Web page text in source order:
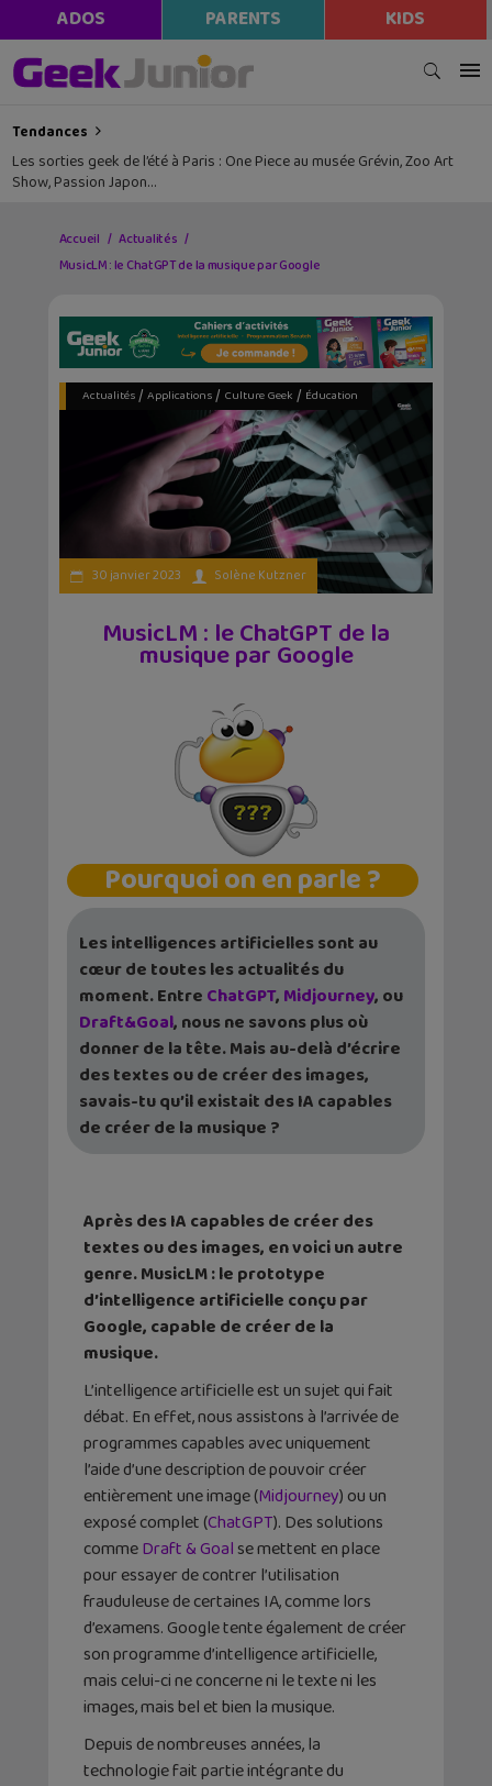
ADOS PARENTS KIDS
Tendances
Les sorties geek de l’été à Paris : One Piece au musée Grévin, Zoo Art
Show, Passion Japon…
Accueil
Actualités
MusicLM : le ChatGPT de la musique par Google
Actualités/ Applications/ Culture Geek / Éducation
30 janvier 2023 Solène Kutzner
MusicLM : le ChatGPT de la
musique par Google
Pourquoi on en parle ?
Les intelligences artificielles sont au
cœur de toutes les actualités du
moment. Entre ChatGPT, Midjourney, ou
Draft&Goal, nous ne savons plus où
donner de la tête. Mais au-delà d’écrire
des textes ou de créer des images,
savais-tu qu’il existait des IA capables
de créer de la musique ?
Après des IA capables de créer des
textes ou des images, en voici un autre
genre. MusicLM : le prototype
d’intelligence artificielle conçu par
Google, capable de créer de la
musique.
L’intelligence artificielle est un sujet qui fait
débat. En effet, nous assistons à l’arrivée de
programmes capables avec uniquement
l’aide d’une description de pouvoir créer
entièrement une image (Midjourney) ou un
exposé complet (ChatGPT). Des solutions
commeDraft & Goal se mettent en place
pour essayer de contrer l’utilisation
frauduleuse de certaines IA, comme lors
d’examens. Google tente également de créer
son programme d’intelligence artificielle,
mais celui-ci ne concerne ni le texte ni les
images, mais bel et bien la musique.
Depuis de nombreuses années, la
technologie fait partie intégrante du